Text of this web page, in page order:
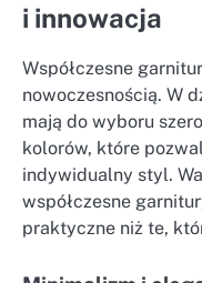
i innowacja
Współczesne
nowoczesnością. W
mają do wyboru
kolorów, które
indywidualny styl.
współczesne
praktyczne niż te,